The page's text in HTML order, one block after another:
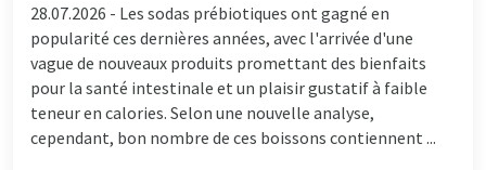
28.07.2026 - Les sodas prébiotiques ont gagné en
popularité ces dernières années, avec l'arrivée d'une
vague de nouveaux produits promettant des bienfaits
pour la santé intestinale et un plaisir gustatif à faible
teneur en calories. Selon une nouvelle analyse,
cependant, bon nombre de ces boissons contiennent ...